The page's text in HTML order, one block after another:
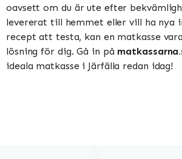
oavsett om du är ute efter
levererat till hemmet eller vill ha nya
recept att testa, kan en matkasse
lösning för dig. Gå in på
ideala matkasse i Järfälla redan idag!